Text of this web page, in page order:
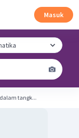
Masuk
tangk...